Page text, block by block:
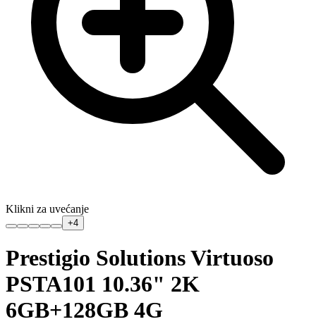
Klikni za uvećanje
+4
Prestigio Solutions Virtuoso
PSTA101 10.36" 2K
6GB+128GB 4G